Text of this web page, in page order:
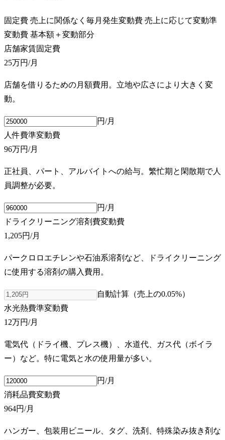
固定費 売上に関係なく毎月発生変動費 売上に応じて変動準
変動費 基本額＋変動部分
店舗家賃固定費
25万円/月
店舗を借りるための月額費用。立地や広さにより大きく変
動。
円/月
人件費準変動費
96万円/月
正社員、パート、アルバイトへの給与。繁忙期と閑散期で人
員調整が必要。
円/月
ドライクリーニング溶剤費変動費
1,205円/月
パークロロエチレンや石油系溶剤など、ドライクリーニング
に使用する溶剤の購入費用。
自動計算（売上の0.05%）
水光熱費準変動費
12万円/月
電気代（ドライ機、プレス機）、水道代、ガス代（ボイラ
ー）など。特に電気と水の使用量が多い。
円/月
消耗品費変動費
964円/月
ハンガー、包装用ビニール、タグ、洗剤、特殊染み抜き剤な